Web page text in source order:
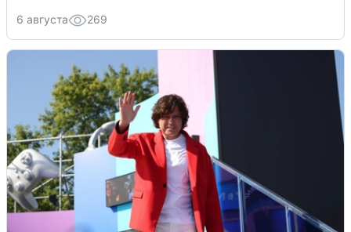
6 августа 269